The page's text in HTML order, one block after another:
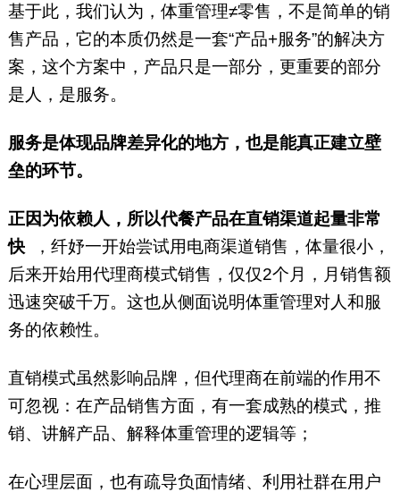
基于此，我们认为，体重管理≠零售，不是简单的销
售产品，它的本质仍然是一套“产品+服务”的解决方
案，这个方案中，产品只是一部分，更重要的部分
是人，是服务。
服务是体现品牌差异化的地方，也是能真正建立壁
垒的环节。
正因为依赖人，所以代餐产品在直销渠道起量非常
快
，纤妤一开始尝试用电商渠道销售，体量很小，
后来开始用代理商模式销售，仅仅2个月，月销售额
迅速突破千万。这也从侧面说明体重管理对人和服
务的依赖性。
直销模式虽然影响品牌，但代理商在前端的作用不
可忽视：在产品销售方面，有一套成熟的模式，推
销、讲解产品、解释体重管理的逻辑等；
在心理层面，也有疏导负面情绪、利用社群在用户